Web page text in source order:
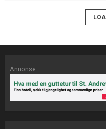
Annonse